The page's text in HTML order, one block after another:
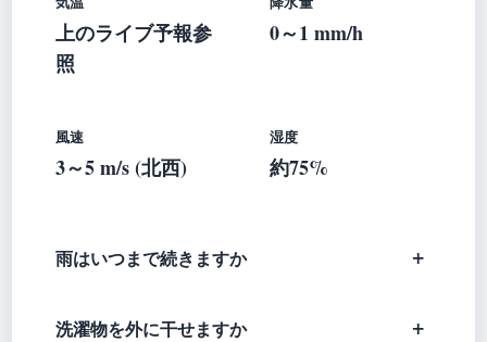
上のライブ予報参
照
0～1 mm/h
風速
3～5 m/s (北西)
湿度
約75%
雨はいつまで続きますか
洗濯物を外に干せますか